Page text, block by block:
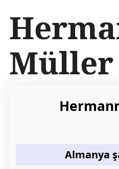
ç
r
i
e
Müller
Almanya